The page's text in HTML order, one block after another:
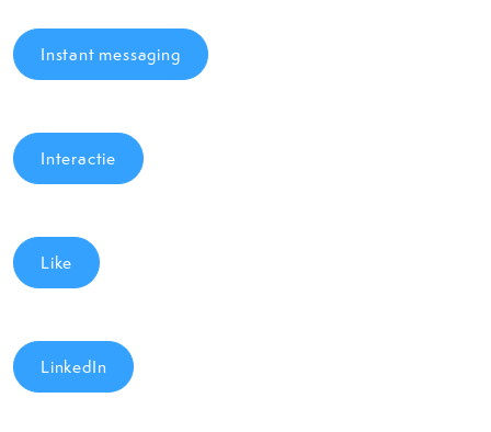
Instant messaging
Interactie
Like
LinkedIn